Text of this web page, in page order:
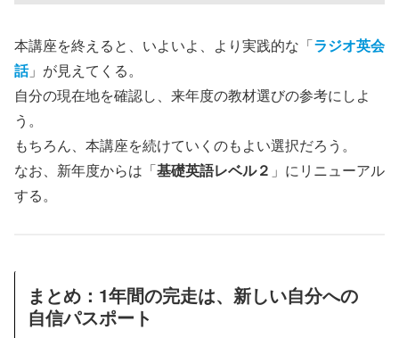
本講座を終えると、いよいよ、より実践的な「ラジオ英会
話」が見えてくる。
自分の現在地を確認し、来年度の教材選びの参考にしよ
う。
もちろん、本講座を続けていくのもよい選択だろう。
なお、新年度からは「基礎英語レベル２ 」にリニューアル
する。
まとめ：1年間の完走は、新しい自分への
自信パスポート